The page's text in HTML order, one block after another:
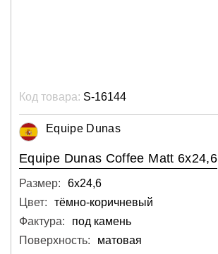
Код товара: S-16144
Equipe Dunas
Equipe Dunas Coffee Matt 6x24,6
Размер:
6х24,6
Цвет:
тёмно-коричневый
Фактура:
под камень
Поверхность:
матовая